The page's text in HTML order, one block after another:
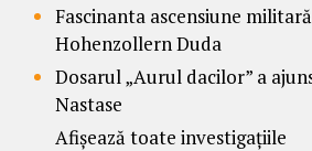
Fascinanta ascensiune
Hohenzollern Duda
Dosarul „Aurul dacilor” a
Nastase
Afișează toate investigațiile